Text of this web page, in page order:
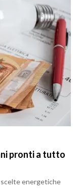
pronti a tutto
scelte energetiche